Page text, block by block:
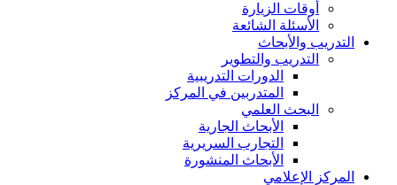
أوقات الزيارة
الأسئلة الشائعة
التدريب والأبحاث
التدريب والتطوير
الدورات التدريبية
المتدربين في المركز
البحث العلمي
الأبحاث الجارية
التجارب السريرية
الأبحاث المنشورة
المركز الإعلامي